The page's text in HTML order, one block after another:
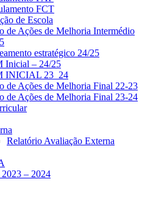
FCT
de Escola
de Ações de Melhoria Intermédio
estratégico 24/25
Inicial – 24/25
INICIAL 23_24
de Ações de Melhoria Final 22-23
de Ações de Melhoria Final 23-24
Relatório Avaliação Externa
– 2024